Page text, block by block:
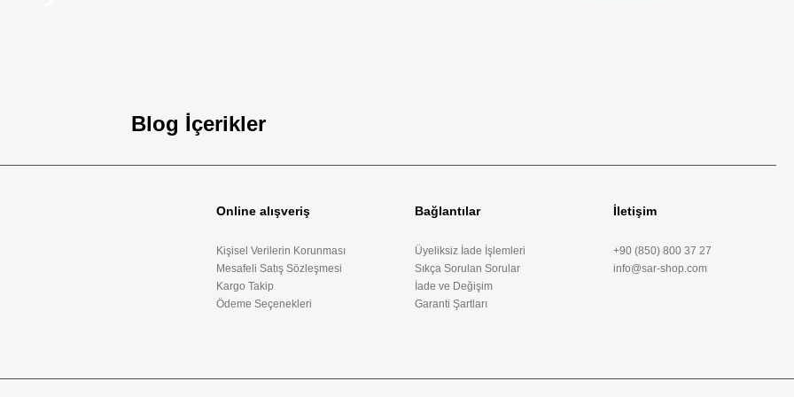
Kılınç 2000 Light, P8L, AR24 Uyumlu Ahşap Kabza
Blog İçerikler
silah özellikleri ve taşıma kuralları bu rehberde.
17:57:28
Online alışveriş
Kişisel Verilerin Korunması
Mesafeli Satış Sözleşmesi
Kargo Takip
Ödeme Seçenekleri
Bağlantılar
Üyeliksiz İade İşlemleri
Sıkça Sorulan Sorular
İade ve Değişim
Garanti Şartları
İletişim
+90 (850) 800 37 27
info@sar-shop.com